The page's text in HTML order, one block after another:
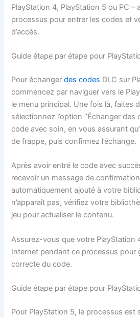
PlayStation 4, PlayStation 5 ou PC –
processus pour entrer les codes et
d’accès.
Guide étape par étape pour
Pour échangerdes codes DLC sur
commencez par naviguer vers le
le menu principal. Une fois là, faites
sélectionnez l’option “Échanger des
code avec soin, en vous assurant
de frappe, puis confirmez l’échange.
Après avoir entré le code avec
recevoir un message de
automatiquement ajouté à votre
n’apparaît pas, vérifiez votre
jeu pour actualiser le contenu.
Assurez-vous que votre PlayStation
Internet pendant ce processus pour
correcte du code.
Guide étape par étape pour
Pour PlayStation 5, le processus est